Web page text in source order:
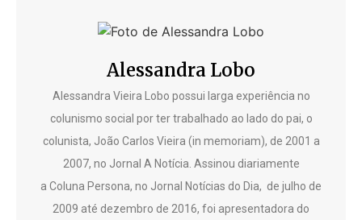
Alessandra Lobo
Alessandra Vieira Lobo possui larga experiência no
colunismo social por ter trabalhado ao lado do pai, o
colunista, João Carlos Vieira (in memoriam), de 2001 a
2007, no Jornal A Notícia. Assinou diariamente
a Coluna Persona, no Jornal Notícias do Dia, de julho de
2009 até dezembro de 2016, foi apresentadora do